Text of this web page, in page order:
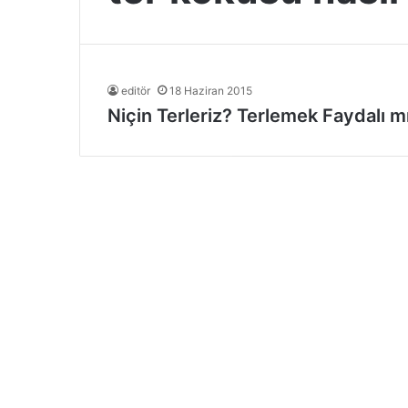
editör 18 Haziran 2015
Niçin Terleriz? Terlemek Faydalı